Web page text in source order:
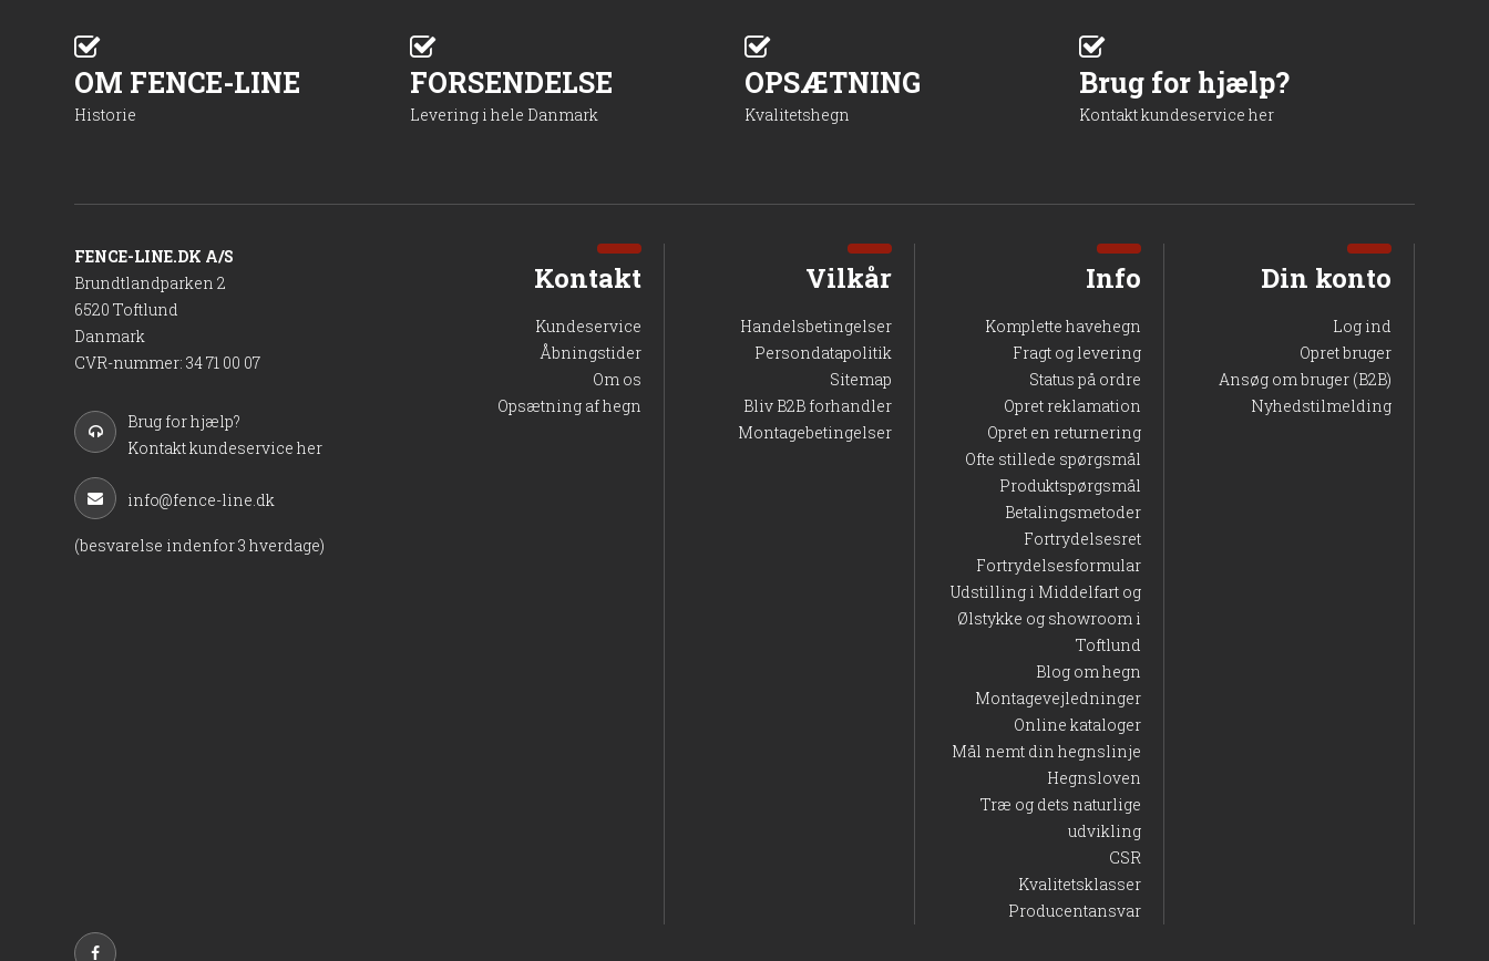
OM FENCE-LINE
Historie
FORSENDELSE
Levering i hele Danmark
OPSÆTNING
Kvalitetshegn
Brug for hjælp?
Kontakt kundeservice her
FENCE-LINE.DK A/S
Brundtlandparken 2
6520 Toftlund
Danmark
CVR-nummer: 34 71 00 07
Brug for hjælp?
Kontakt kundeservice her
info@fence-line.dk
(besvarelse indenfor 3 hverdage)
Kontakt
Kundeservice
Åbningstider
Om os
Opsætning af hegn
Vilkår
Handelsbetingelser
Persondatapolitik
Sitemap
Bliv B2B forhandler
Montagebetingelser
Info
Komplette havehegn
Fragt og levering
Status på ordre
Opret reklamation
Opret en returnering
Ofte stillede spørgsmål
Produktspørgsmål
Betalingsmetoder
Fortrydelsesret
Fortrydelsesformular
Udstilling i Middelfart og
Ølstykke og showroom i
Toftlund
Blog om hegn
Montagevejledninger
Online kataloger
Mål nemt din hegnslinje
Hegnsloven
Træ og dets naturlige
udvikling
CSR
Kvalitetsklasser
Producentansvar
Din konto
Log ind
Opret bruger
Ansøg om bruger (B2B)
Nyhedstilmelding